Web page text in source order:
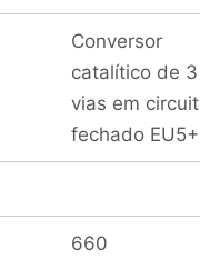
Conversor
catalítico de 3
vias em
fechado EU5+
660